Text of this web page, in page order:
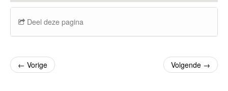
Deel deze pagina
← Vorige Volgende →